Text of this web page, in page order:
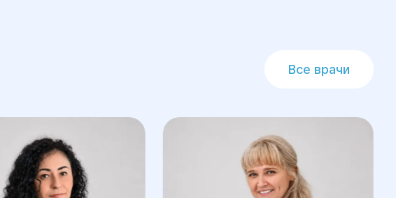
выбран наиболее жизнеспособный эмбрион для
крио-эмбрионов в
процедура адаптирована под особенности
Все врачи